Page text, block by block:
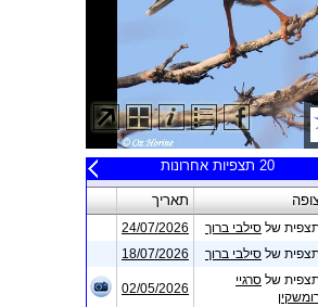
רמת פעילות בפארק הירקון
20 תצפיות אחרונות
בשלושת החודשים האחרונים:
מקום
תצפיות
תאריך
24/07/2026 שלסילבי ברוך
18/07/2026
שלסילבי ברוך
02/05/2026
שלסרגיי